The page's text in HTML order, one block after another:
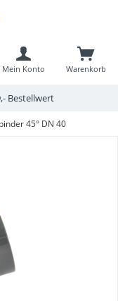
Bestellwert
Warenkorb
Mein Konto
45° DN 40